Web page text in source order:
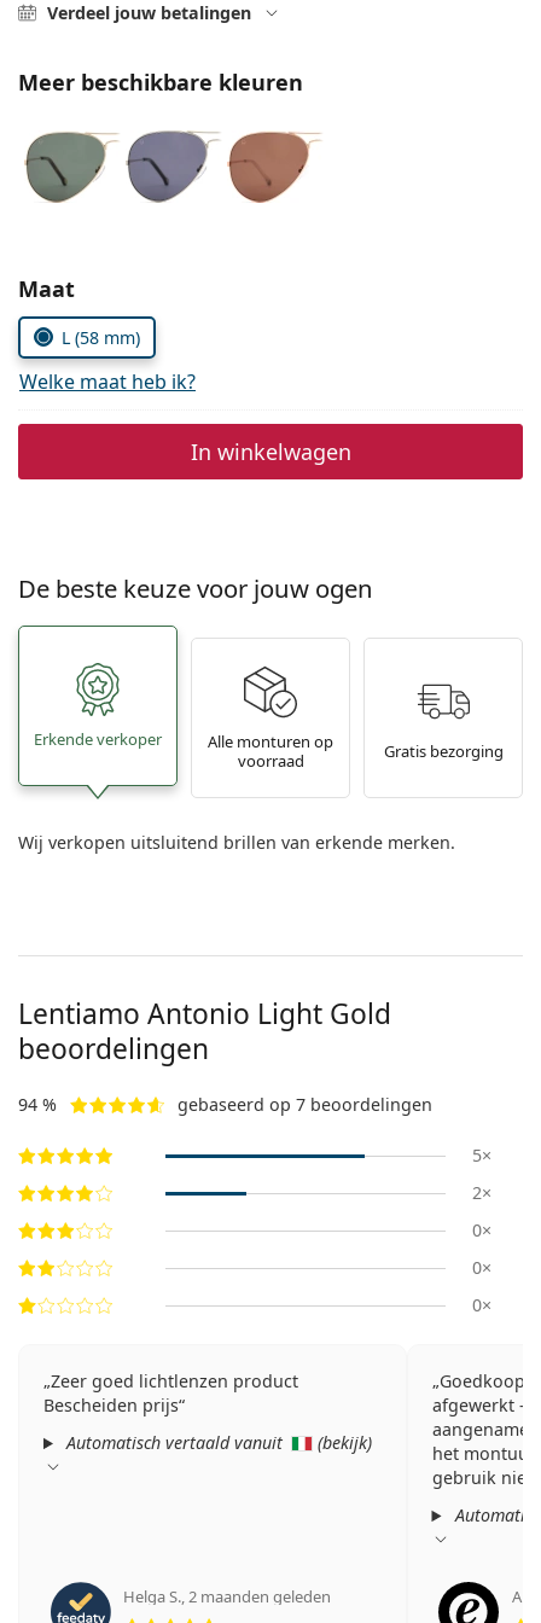
Persol
Verdeel jouw betalingen
Meer beschikbare kleuren
Kies parameters:
Maat
L (58 mm)
Welke maat heb ik?
In winkelwagen
De beste keuze voor jouw ogen
Erkende verkoper
Alle monturen op
voorraad
Gratis bezorging
Wij verkopen uitsluitend brillen van erkende merken.
Lentiamo Antonio Light Gold
beoordelingen
94 % gebaseerd op 7 beoordelingen
5×
2×
0×
0×
0×
Zeer goed lichtlenzen product
Bescheiden prijs
Automatisch vertaald vanuit
(bekijk)
Helga S.,2 maanden geleden
Beoordeling 5 van 5
Goedkoop
afgewerkt -
aangename
het
gebruik niet